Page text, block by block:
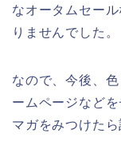
なオータムセー
りませんでした。
なので、今後、
ームページなど
マガをみつけた